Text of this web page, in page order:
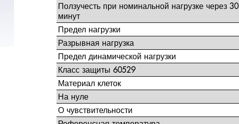
Ползучесть при номинальной нагрузке через 30
минут
Предел нагрузки
Разрывная нагрузка
Предел динамической нагрузки
Класс защиты 60529
Материал клеток
На нуле
О чувствительности